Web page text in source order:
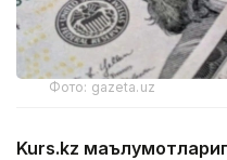
Фото: gazeta.uz
Kurs.kz